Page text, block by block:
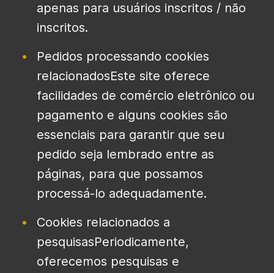
apenas para usuários inscritos / não
inscritos.
Pedidos processando cookies
relacionadosEste site oferece
facilidades de comércio eletrônico ou
pagamento e alguns cookies são
essenciais para garantir que seu
pedido seja lembrado entre as
páginas, para que possamos
processá-lo adequadamente.
Cookies relacionados a
pesquisasPeriodicamente,
oferecemos pesquisas e